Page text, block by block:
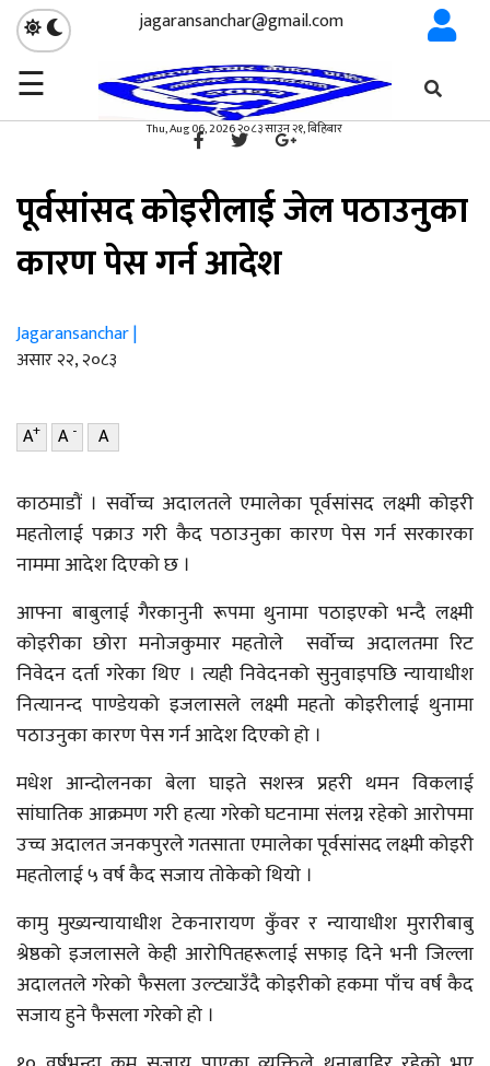
jagaransanchar@gmail.com
☰
Thu, Aug 06, 2026 २०८३ साउन २१, बिहिबार
×
गृहपृष्ठ राजनीति
राजनीति
पूर्वसांसद कोइरीलाई जेल पठाउनुका
कारण पेस गर्न आदेश
Jagaransanchar |
असार २२, २०८३
A+ A- A
काठमाडौं । सर्वोच्च अदालतले एमालेका पूर्वसांसद लक्ष्मी कोइरी
महतोलाई पक्राउ गरी कैद पठाउनुका कारण पेस गर्न सरकारका
नाममा आदेश दिएको छ ।
आफ्ना बाबुलाई गैरकानुनी रूपमा थुनामा पठाइएको भन्दै लक्ष्मी
कोइरीका छोरा मनोजकुमार महतोले सर्वोच्च अदालतमा रिट
निवेदन दर्ता गरेका थिए । त्यही निवेदनको सुनुवाइपछि न्यायाधीश
नित्यानन्द पाण्डेयको इजलासले लक्ष्मी महतो कोइरीलाई थुनामा
पठाउनुका कारण पेस गर्न आदेश दिएको हो ।
मधेश आन्दोलनका बेला घाइते सशस्त्र प्रहरी थमन विकलाई
सांघातिक आक्रमण गरी हत्या गरेको घटनामा संलग्न रहेको आरोपमा
उच्च अदालत जनकपुरले गतसाता एमालेका पूर्वसांसद लक्ष्मी कोइरी
महतोलाई ५ वर्ष कैद सजाय तोकेको थियो ।
कामु मुख्यन्यायाधीश टेकनारायण कुँवर र न्यायाधीश मुरारीबाबु
श्रेष्ठको इजलासले केही आरोपितहरूलाई सफाइ दिने भनी जिल्ला
अदालतले गरेको फैसला उल्ट्याउँदै कोइरीको हकमा पाँच वर्ष कैद
सजाय हुने फैसला गरेको हो ।